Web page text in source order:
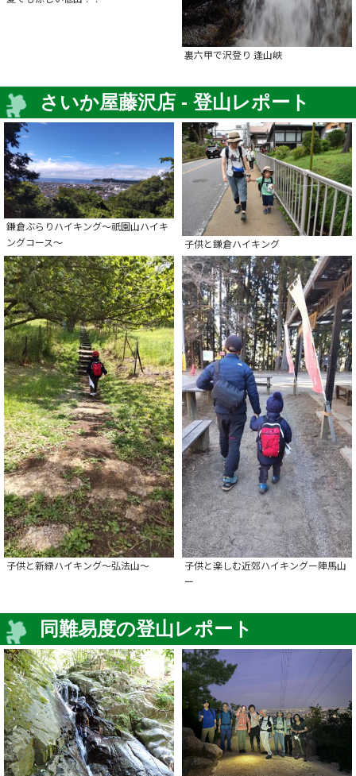
裏六甲で沢登り 逢山峡
さいか屋藤沢店 - 登山レポート
鎌倉ぶらりハイキング～祇園山ハイキ
ングコース～
子供と鎌倉ハイキング
子供と新緑ハイキング～弘法山～
子供と楽しむ近郊ハイキングー陣馬山
ー
同難易度の登山レポート